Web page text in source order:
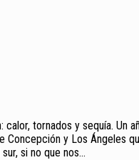
tornados y sequía. Un
y Los Ángeles
si no que nos...